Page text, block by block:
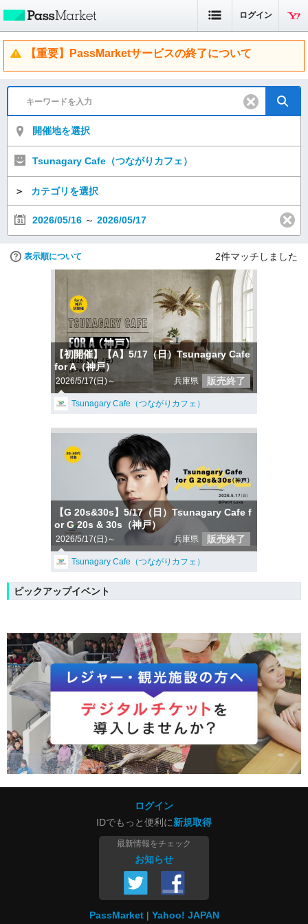
ログイン
【重要】PassMarketサービスの終了について
開催地を選択
Tsunagary Cafe（つながりカフェ）
＞ カテゴリを選択
2026/05/16 ～ 2026/05/17
表示順について 2件マッチしました
【初開催】【A】5/17（日）Tsunagary Cafe
for A（神戸）
2026/5/17(日)～ 兵庫県 販売終了
Tsunagary Cafe（つながりカフェ）
【G 20s&30s】5/17（日）Tsunagary Cafe f
or G 20s & 30s（神戸）
2026/5/17(日)～ 兵庫県 販売終了
Tsunagary Cafe（つながりカフェ）
ピックアップイベント
ログイン
IDでもっと便利に新規取得
最新情報をチェック
お知らせ
PassMarket Yahoo! JAPAN